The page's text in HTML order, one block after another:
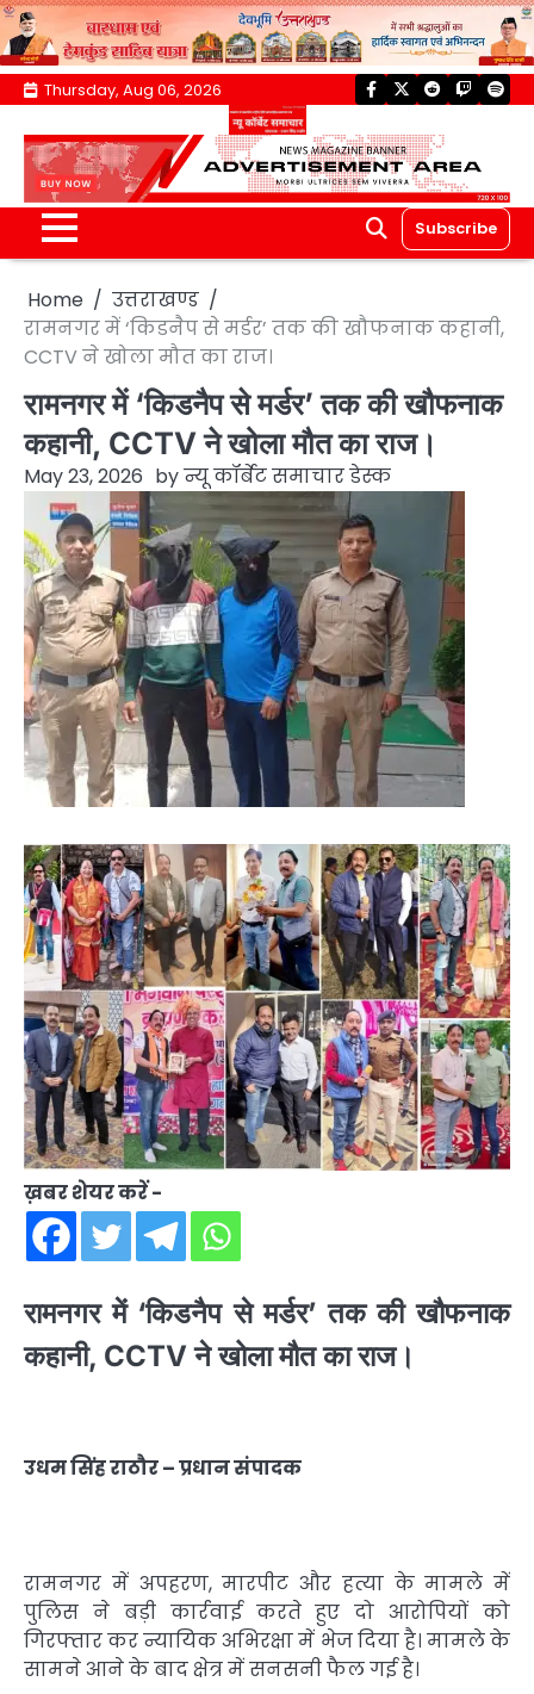
Skip
content
Thursday, Aug 06, 2026 facebook
twitterreddittwitch
Subscribe
Home
उत्तराखण्ड
रामनगर में ‘किडनैप से मर्डर’ तक की खौफनाक कहानी,
CCTV ने खोला मौत का राज।
रामनगर में ‘किडनैप से मर्डर’ तक की खौफनाक
कहानी, CCTV ने खोला मौत का राज।
May 23, 2026 byन्यू कॉर्बेट समाचार डेस्क
ख़बर शेयर करें -
रामनगर में ‘किडनैप से मर्डर’ तक की खौफनाक
कहानी, CCTV ने खोला मौत का राज।
उधम सिंह राठौर – प्रधान संपादक
रामनगर में अपहरण, मारपीट और हत्या के मामले में
पुलिस ने बड़ी कार्रवाई करते हुए दो आरोपियों को
गिरफ्तार कर न्यायिक अभिरक्षा में भेज दिया है। मामले के
सामने आने के बाद क्षेत्र में सनसनी फैल गई है।